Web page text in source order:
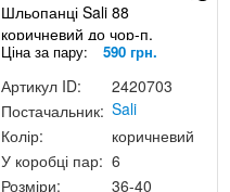
Шльопанці Sali 88
коричневий до чор-п.
Ціна за пару: 590 грн.
Артикул ID:
2420703
Постачальник: Sali
Колір:
коричневий
У коробці пар: 6
Розміри:
36-40